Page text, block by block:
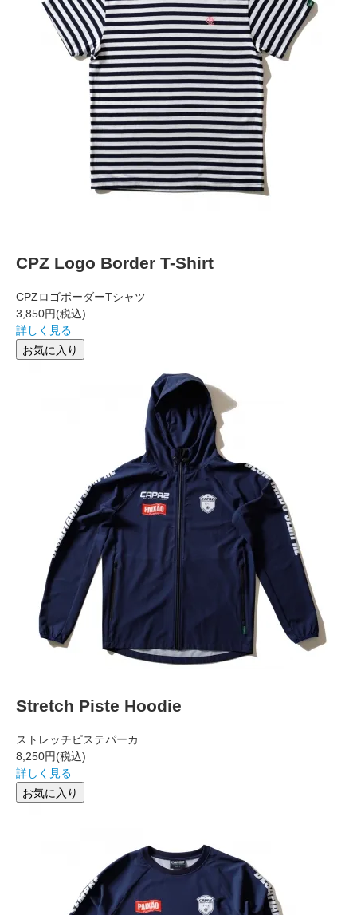
CPZ Logo Border T-Shirt
CPZロゴボーダーTシャツ
3,850円(税込)
詳しく見る
お気に入り
Stretch Piste Hoodie
ストレッチピステパーカ
8,250円(税込)
詳しく見る
お気に入り